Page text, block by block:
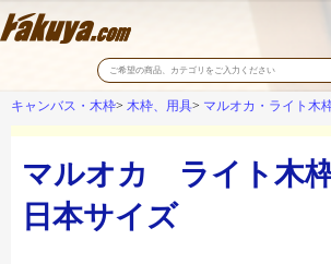
キャンバス・木枠 木枠、用具 マルオカ・ライト木
マルオカ ライト木
日本サイズ